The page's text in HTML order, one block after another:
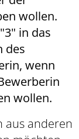
wollen.
in das
des
wenn
wollen.
aus anderen